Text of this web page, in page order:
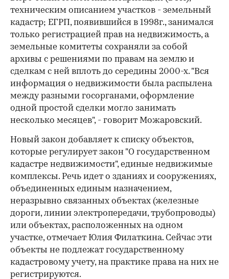
техническим описанием участков - земельный
кадастр; ЕГРП, появившийся в 1998г., занимался
только регистрацией прав на недвижимость, а
земельные комитеты сохраняли за собой
архивы с решениями по правам на землю и
сделкам с ней вплоть до середины 2000-х. "Вся
информация о недвижимости была распылена
между разными госорганами, оформление
одной простой сделки могло занимать
несколько месяцев", - говорит Можаровский.
Новый закон добавляет к списку объектов,
которые регулирует закон "О государственном
кадастре недвижимости", единые недвижимые
комплексы. Речь идет о зданиях и сооружениях,
объединенных единым назначением,
неразрывно связанных объектах (железные
дороги, линии электропередачи, трубопроводы)
или объектах, расположенных на одном
участке, отмечает Юлия Филаткина. Сейчас эти
объекты не подлежат государственному
кадастровому учету, на практике права на них не
регистрируются.